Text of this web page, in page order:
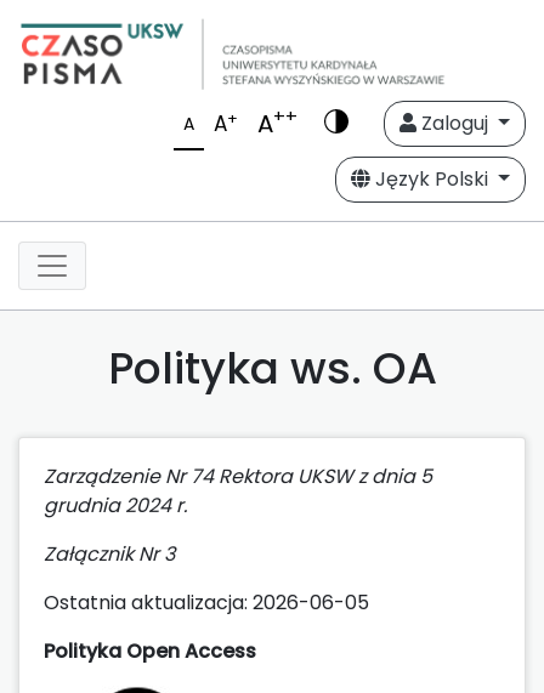
A A+ A++
Zaloguj
Język Polski
Polityka ws. OA
Zarządzenie Nr 74 Rektora UKSW z dnia 5
grudnia 2024 r.
Załącznik Nr 3
Ostatnia aktualizacja: 2026-06-05
Polityka Open Access